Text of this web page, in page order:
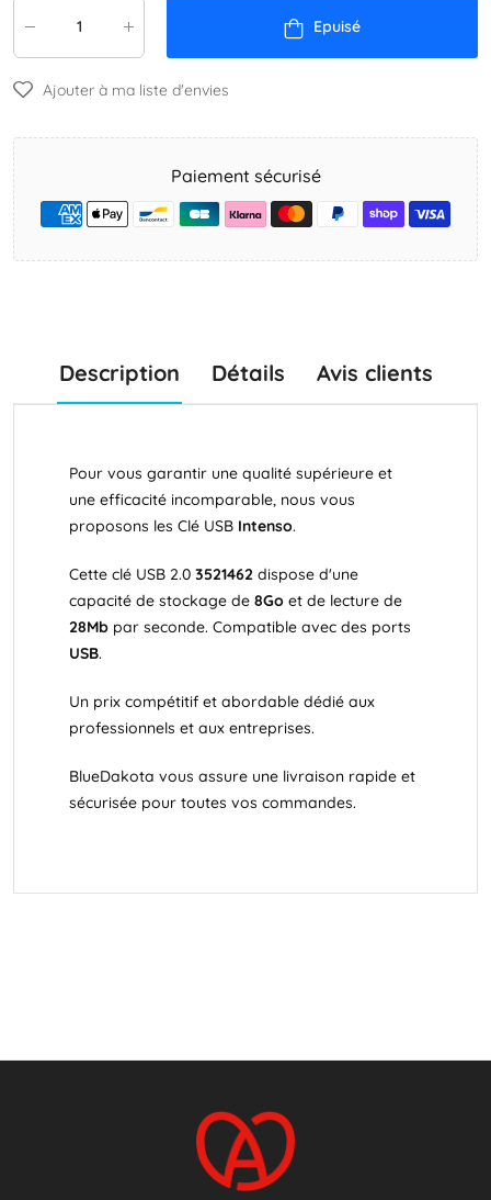
Epuisé
Ajouter à ma liste d'envies
Paiement sécurisé
Description Détails Avis clients
Pour vous garantir une qualité supérieure et
une efficacité incomparable, nous vous
proposons les Clé USB Intenso.
Cette clé USB 2.0 3521462 dispose d'une
capacité de stockage de 8Go et de lecture de
28Mb par seconde. Compatible avec des ports
USB.
Un prix compétitif et abordable dédié aux
professionnels et aux entreprises.
BlueDakota vous assure une livraison rapide et
sécurisée pour toutes vos commandes.